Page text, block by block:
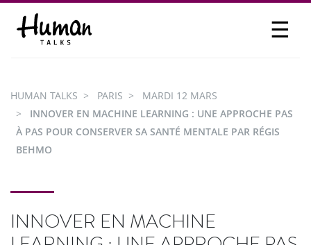
☰
PARTICIPER
HUMAN TALKS PARIS
MARDI 12 MARS
INNOVER EN MACHINE LEARNING : UNE APPROCHE PAS
À PAS POUR CONSERVER SA SANTÉ MENTALE PAR RÉGIS
BEHMO
INNOVER EN MACHINE